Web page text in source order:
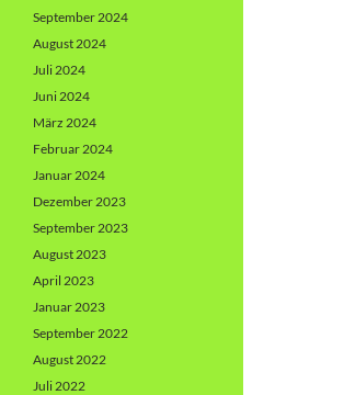
September 2024
August 2024
Juli 2024
Juni 2024
März 2024
Februar 2024
Januar 2024
Dezember 2023
September 2023
August 2023
April 2023
Januar 2023
September 2022
August 2022
Juli 2022